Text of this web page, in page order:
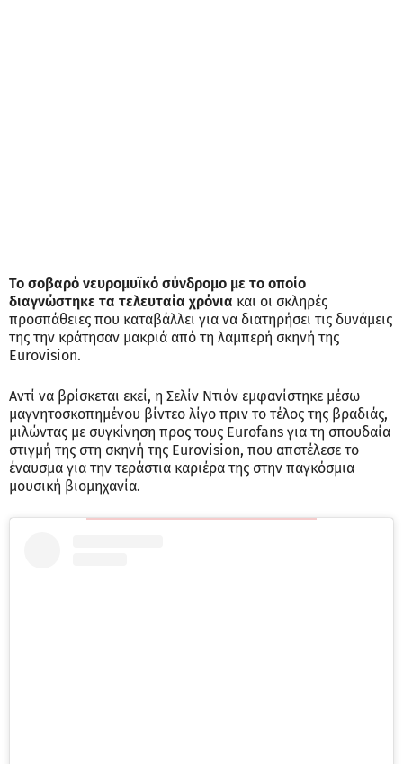
Το σοβαρό νευρομυϊκό σύνδρομο με το οποίο
διαγνώστηκε τα τελευταία χρόνια και οι σκληρές
προσπάθειες που καταβάλλει για να διατηρήσει τις δυνάμεις
της την κράτησαν μακριά από τη λαμπερή σκηνή της
Eurovision.
Αντί να βρίσκεται εκεί, η Σελίν Ντιόν εμφανίστηκε μέσω
μαγνητοσκοπημένου βίντεο λίγο πριν το τέλος της βραδιάς,
μιλώντας με συγκίνηση προς τους Eurofans για τη σπουδαία
στιγμή της στη σκηνή της Eurovision, που αποτέλεσε το
έναυσμα για την τεράστια καριέρα της στην παγκόσμια
μουσική βιομηχανία.